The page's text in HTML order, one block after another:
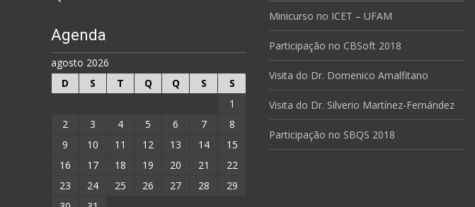
Minicurso no ICET – UFAM
Participação no CBSoft 2018
Visita do Dr. Domenico Amalfitano
Visita do Dr. Silverio Martínez-Fernández
Participação no SBQS 2018
Agenda
agosto 2026
D
S T Q Q S S
1
2
3 4 5 6 7
8
9
10 11 12 13 14
15
16
17 18 19 20 21
22
23
24 25 26 27 28
29